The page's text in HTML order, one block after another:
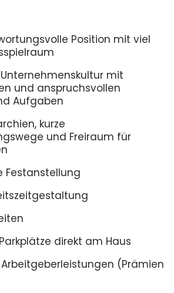
Position mit viel
mit
und anspruchsvollen
Aufgaben
kurze
und Freiraum für
Festanstellung
direkt am Haus
(Prämien